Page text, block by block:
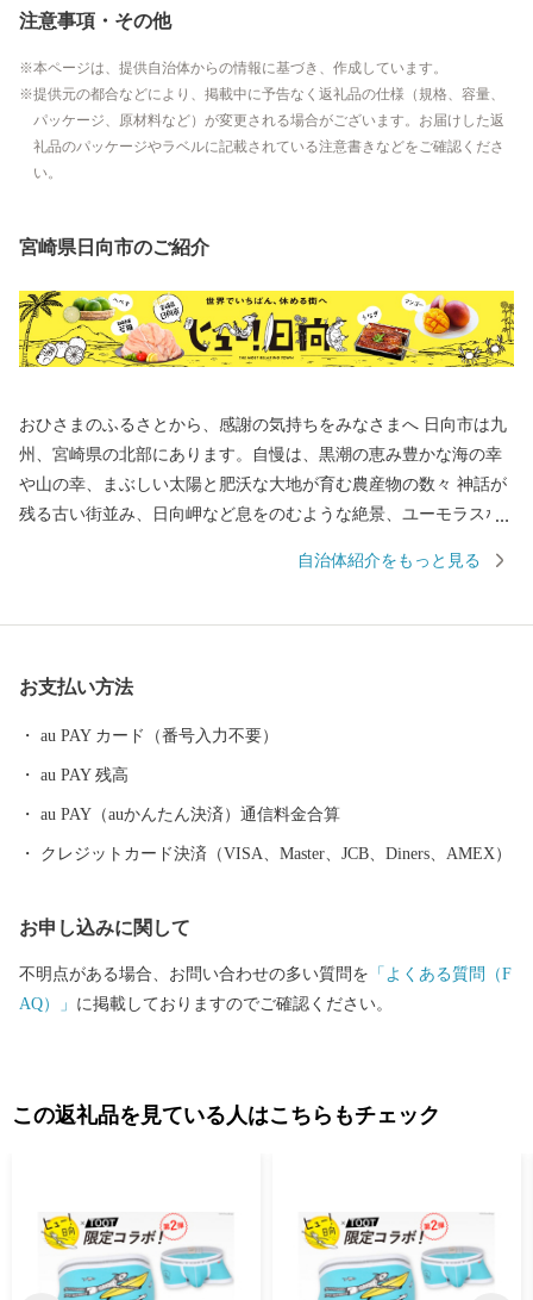
注意事項・その他
本ページは、提供自治体からの情報に基づき、作成しています。
提供元の都合などにより、掲載中に予告なく返礼品の仕様（規格、容量、
パッケージ、原材料など）が変更される場合がございます。お届けした返
礼品のパッケージやラベルに記載されている注意書きなどをご確認くださ
い。
宮崎県日向市のご紹介
おひさまのふるさとから、感謝の気持ちをみなさまへ 日向市は九
州、宮崎県の北部にあります。自慢は、黒潮の恵み豊かな海の幸
や山の幸、まぶしい太陽と肥沃な大地が育む農産物の数々 神話が
残る古い街並み、日向岬など息をのむような絶景、ユーモラスな
年始のお問い合わせにはお応え出来ません。 【受領証明書および
ます。 【申請書ご提出先】 〒855-0076 長崎県島原市上折橋町
甲1615-1 宮崎県日向市ふるさと納税 ワンストップ特例申請受
付窓口 ※申請後に、氏名や住所変更等が生じた場合は別途届出が
ページ https://mypg.jp ※「オンライン申請」には、マイナン
込みのキャンセル、返礼品の変更・返品はできません。ご了承く
自治体紹介をもっと見る
お支払い方法
au PAY カード（番号入力不要）
au PAY 残高
au PAY（auかんたん決済）通信料金合算
クレジットカード決済（VISA、Master、JCB、Diners、AMEX）
お申し込みに関して
不明点がある場合、お問い合わせの多い質問を 「よくある質問（F
AQ）」 に掲載しておりますのでご確認ください。
この返礼品を見ている人はこちらもチェック